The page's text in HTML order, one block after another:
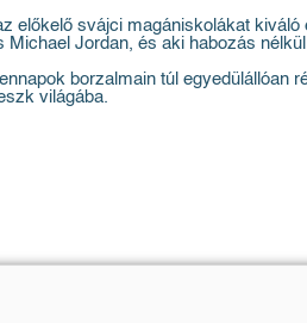
előkelő svájci magániskolákat
Jordan, és aki habozás
borzalmain túl egyedülállóan
világába.